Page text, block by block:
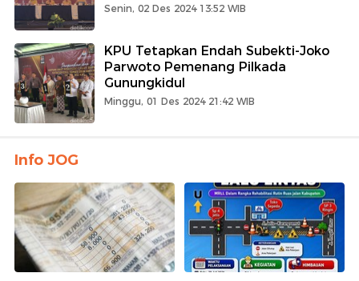
Senin, 02 Des 2024 13:52 WIB
KPU Tetapkan Endah Subekti-Joko
Parwoto Pemenang Pilkada
Gunungkidul
Minggu, 01 Des 2024 21:42 WIB
Info JOG